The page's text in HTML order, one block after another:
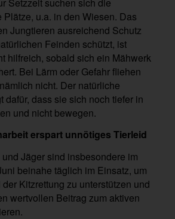
Plätze, u.a. in den Wiesen. Das
Jungtieren ausreichend Schutz
Feinden schützt, ist
hilfreich, sobald sich ein Mähwerk
Bei Lärm oder Gefahr fliehen
nicht. Der natürliche
dafür, dass sie sich noch tiefer in
und nicht bewegen.
erspart unnötiges Tierleid
Jäger sind insbesondere im
beinahe täglich im Einsatz, um
Kitzrettung zu unterstützen und
wertvollen Beitrag zum aktiven